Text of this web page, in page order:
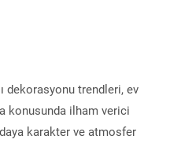
dekorasyonu trendleri, ev
konusunda ilham verici
karakter ve atmosfer